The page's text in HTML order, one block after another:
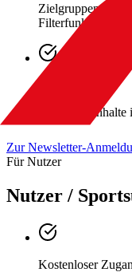
Zielgruppen
Filterfunktionen
Pflege der
Zur Newsletter-
Für Nutzer
Nutzer /
Kostenloser